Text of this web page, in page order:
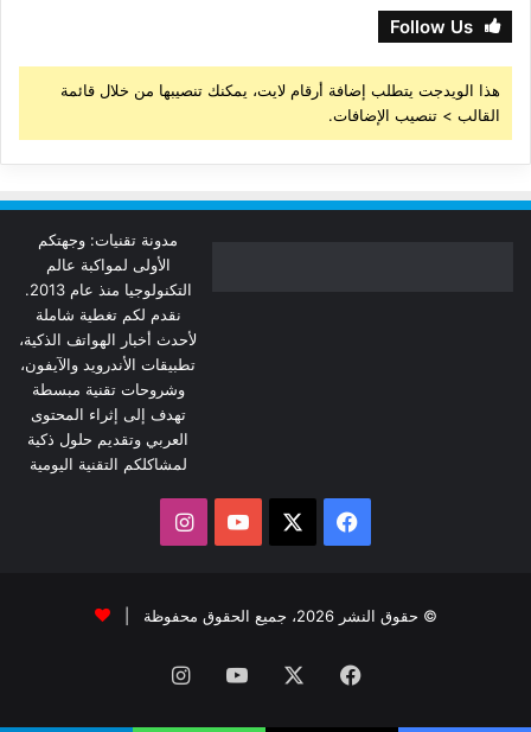
Follow Us
هذا الويدجت يتطلب إضافة أرقام لايت، يمكنك تنصيبها من خلال قائمة
القالب > تنصيب الإضافات.
مدونة تقنيات: وجهتكم
الأولى لمواكبة عالم
التكنولوجيا منذ عام 2013.
نقدم لكم تغطية شاملة
لأحدث أخبار الهواتف الذكية،
تطبيقات الأندرويد والآيفون،
وشروحات تقنية مبسطة
تهدف إلى إثراء المحتوى
العربي وتقديم حلول ذكية
لمشاكلكم التقنية اليومية
فيسبوك ‫YouTubeانستقرام
© حقوق النشر 2026، جميع الحقوق محفوظة |
فيسبوك ‫YouTubeانستقرام